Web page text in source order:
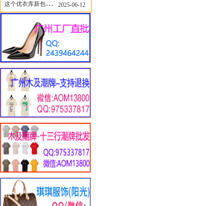
这个优衣库新包，能火起来吗？
2025-06-12